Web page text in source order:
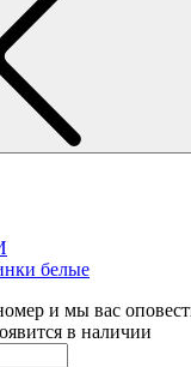
белые
и мы вас
в наличии